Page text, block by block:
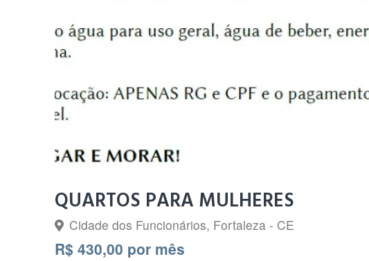
QUARTOS PARA MULHERES
Cidade dos Funcionários, Fortaleza - CE
R$ 430,00 por mês